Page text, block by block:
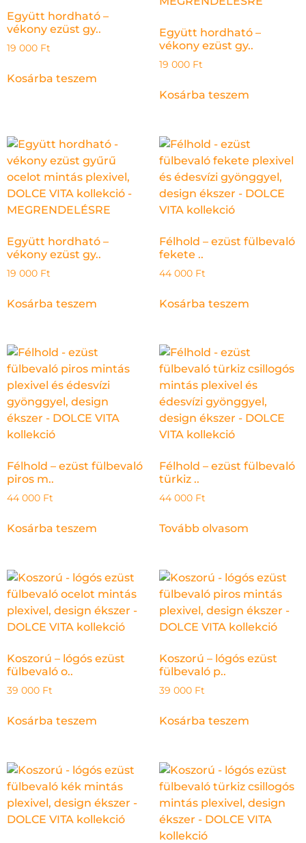
Együtt hordható –
vékony ezüst gy..
19 000 Ft
Kosárba teszem
Együtt hordható –
vékony ezüst gy..
19 000 Ft
Kosárba teszem
Együtt hordható –
vékony ezüst gy..
19 000 Ft
Kosárba teszem
Félhold – ezüst fülbevaló
fekete ..
44 000 Ft
Kosárba teszem
Félhold – ezüst fülbevaló
piros m..
44 000 Ft
Kosárba teszem
Félhold – ezüst fülbevaló
türkiz ..
44 000 Ft
Tovább olvasom
Koszorú – lógós ezüst
fülbevaló o..
39 000 Ft
Kosárba teszem
Koszorú – lógós ezüst
fülbevaló p..
39 000 Ft
Kosárba teszem